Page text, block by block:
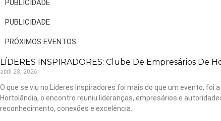
PUBLICIDADE
PUBLICIDADE
PRÓXIMOS EVENTOS
LÍDERES INSPIRADORES: Clube De Empresários
abril 28, 2026
O que se viu no Líderes Inspiradores foi mais do que um evento,
Hortolândia, o encontro reuniu lideranças, empresários e
reconhecimento, conexões e excelência.